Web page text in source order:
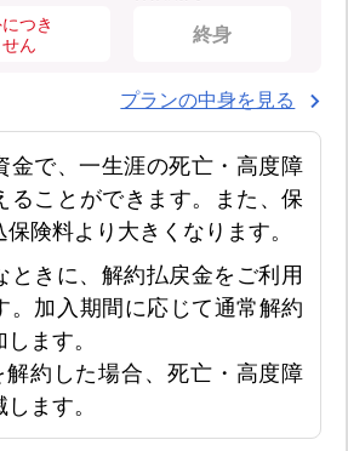
つき
ん
終身
プランの中身を見る
金で、一生涯の死亡・高度障
ることができます。また、保
険料より大きくなります。
ときに、解約払戻金をご利用
。加入期間に応じて通常解約
ます。
約した場合、死亡・高度障
ます。